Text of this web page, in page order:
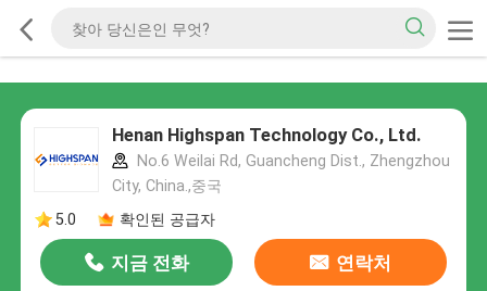
Henan Highspan Technology Co., Ltd.
No.6 Weilai Rd, Guancheng Dist., Zhengzhou
City, China.,중국
5.0
확인된 공급자
지금 전화 연락처